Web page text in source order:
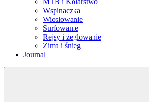
MTB i Kolarstwo
Wspinaczka
Wiosłowanie
Surfowanie
Rejsy i żeglowanie
Zima i śnieg
Journal